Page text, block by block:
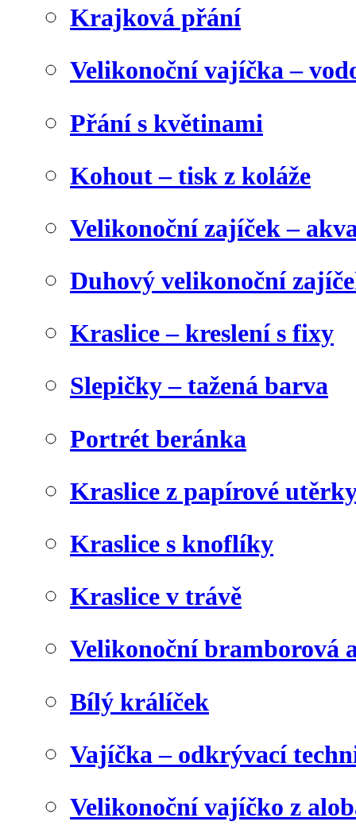
Krajková přání
Velikonoční vajíčka –
Přání s květinami
Kohout – tisk z koláže
Velikonoční zajíček –
Duhový velikonoční
Kraslice – kreslení s fixy
Slepičky – tažená barva
Portrét beránka
Kraslice z papírové
Kraslice s knoflíky
Kraslice v trávě
Velikonoční bramborová
Bílý králíček
Vajíčka – odkrývací
Velikonoční vajíčko z